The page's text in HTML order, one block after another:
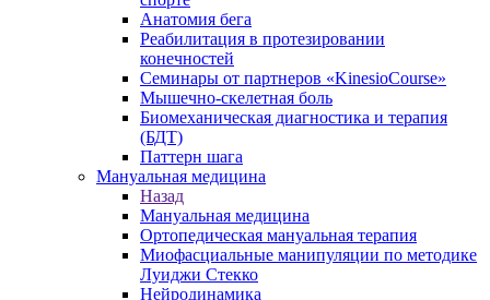
Анатомия бега
Реабилитация в протезировании
конечностей
Семинары от партнеров «KinesioCourse»
Мышечно-скелетная боль
Биомеханическая диагностика и терапия
(БДТ)
Паттерн шага
Мануальная медицина
Назад
Мануальная медицина
Ортопедическая мануальная терапия
Миофасциальные манипуляции по методике
Луиджи Стекко
Нейродинамика